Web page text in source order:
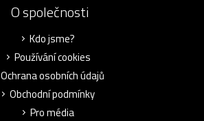
O společnosti
Kdo jsme?
Používání cookies
Ochrana osobních údajů
Obchodní podmínky
Pro média